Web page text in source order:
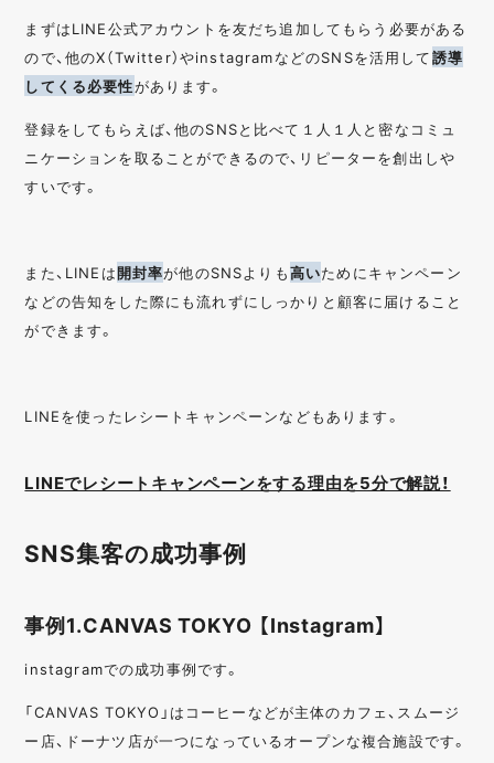
まずはLINE公式アカウントを友だち追加してもらう必要がある
ので、他のX（Twitter）やinstagramなどのSNSを活用して誘導
してくる必要性があります。
登録をしてもらえば、他のSNSと比べて１人１人と密なコミュ
ニケーションを取ることができるので、リピーターを創出しや
すいです。
また、LINEは開封率が他のSNSよりも高いためにキャンペーン
などの告知をした際にも流れずにしっかりと顧客に届けること
ができます。
LINEを使ったレシートキャンペーンなどもあります。
LINEでレシートキャンペーンをする理由を5分で解説！
SNS集客の成功事例
事例1.CANVAS TOKYO 【Instagram】
instagramでの成功事例です。
「CANVAS TOKYO」はコーヒーなどが主体のカフェ、スムージ
ー店、ドーナツ店が一つになっているオープンな複合施設です。